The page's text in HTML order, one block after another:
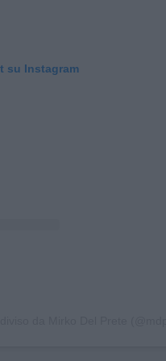
su Instagram